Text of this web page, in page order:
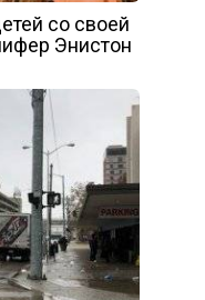
со своей
Энистон